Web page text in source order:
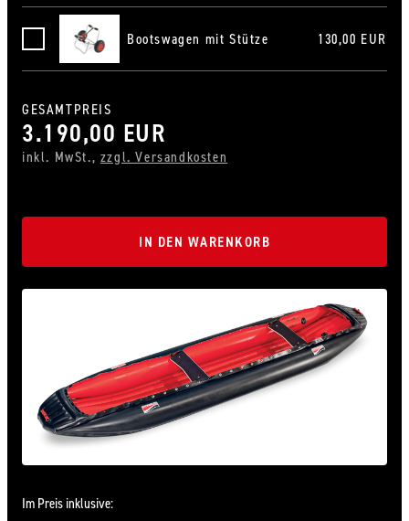
Im Preis inklusive:
Bootswagen mit Stütze, schmal
Bootswagen mit Stütze 130,00 EUR
GESAMTPREIS
3.190,00 EUR
inkl. MwSt., zzgl. Versandkosten
IN DEN WARENKORB